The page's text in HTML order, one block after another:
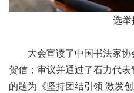
选
大会宣读了中国书法家协
贺信；审议并通过了石力代
的题为《坚持团结引领 激发